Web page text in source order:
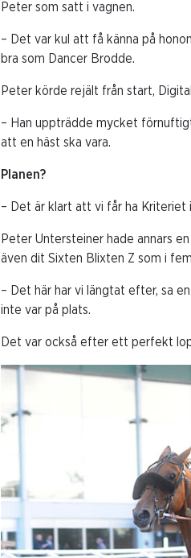
Peter som satt i vagnen.
– Det var kul att få känna på
bra som Dancer Brodde.
Peter körde rejält från start,
– Han uppträdde mycket
att en häst ska vara.
Planen?
– Det är klart att vi får ha Kriteriet
Peter Untersteiner hade annars
även dit Sixten Blixten Z som i
– Det här har vi längtat efter, sa
inte var på plats.
Det var också efter ett perfekt